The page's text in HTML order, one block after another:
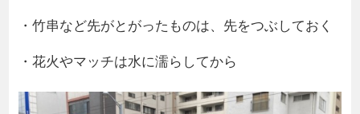
・竹串など先がとがったものは、先をつぶしておく
・花火やマッチは水に濡らしてから